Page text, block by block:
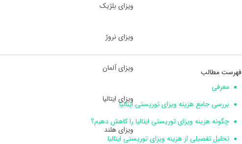
ویزای بلژیک
ویزای نروژ
ویزای آلمان
ویزای ایتالیا
ویزای هلند
فهرست مطالب
معرفی
بررسی جامع هزینه ویزای توریستی ایتالیا
چگونه هزینه ویزای توریستی ایتالیا را کاهش دهیم؟
تحلیل تفصیلی از هزینه ویزای توریستی ایتالیا